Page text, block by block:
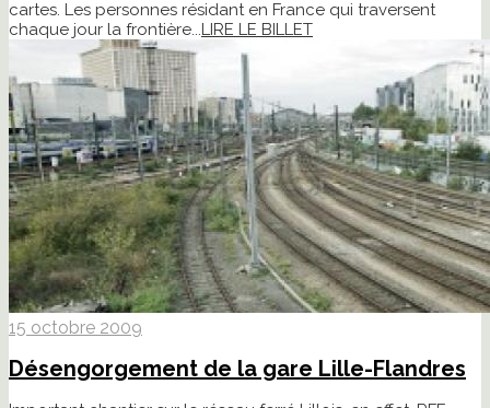
cartes. Les personnes résidant en France qui traversent
chaque jour la frontière... LIRE LE BILLET
15 octobre 2009
Désengorgement de la gare Lille-Flandres